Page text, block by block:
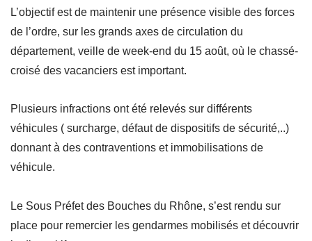
L’objectif est de maintenir une présence visible des forces
de l’ordre, sur les grands axes de circulation du
département, veille de week-end du 15 août, où le chassé-
croisé des vacanciers est important.
Plusieurs infractions ont été relevés sur différents
véhicules ( surcharge, défaut de dispositifs de sécurité,..)
donnant à des contraventions et immobilisations de
véhicule.
Le Sous Préfet des Bouches du Rhône, s’est rendu sur
place pour remercier les gendarmes mobilisés et découvrir